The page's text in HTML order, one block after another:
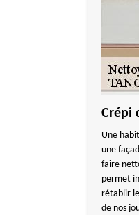
Crépi
Une
une
faire
permet
rétablir
de nos